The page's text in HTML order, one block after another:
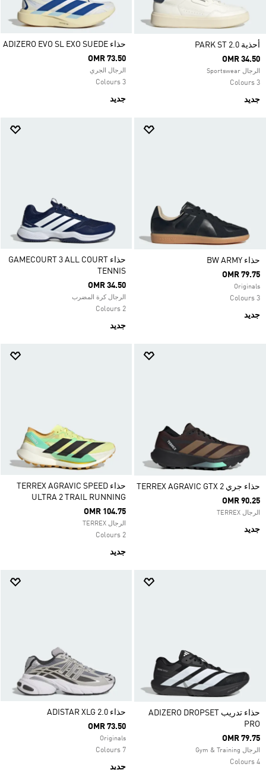
أحذية PARK ST 2.0
OMR 34.50
الرجال Sportswear
3 Colours
جديد
حذاء ADIZERO EVO SL EXO SUEDE
OMR 73.50
الرجال الجري
3 Colours
جديد
حذاء ‏BW ARMY
OMR 79.75
Originals
3 Colours
جديد
حذاء GAMECOURT 3 ALL COURT
TENNIS
OMR 34.50
الرجال كرة المضرب
2 Colours
جديد
حذاء جري TERREX AGRAVIC GTX 2
OMR 90.25
الرجال TERREX
جديد
حذاء TERREX AGRAVIC SPEED
ULTRA 2 TRAIL RUNNING
OMR 104.75
الرجال TERREX
2 Colours
جديد
حذاء تدريب ADIZERO DROPSET
PRO
OMR 79.75
الرجال Gym & Training
4 Colours
حذاء ADISTAR XLG 2.0
OMR 73.50
Originals
7 Colours
جديد